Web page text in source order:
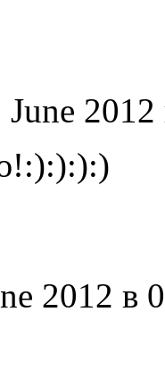
June 2012
2012 в